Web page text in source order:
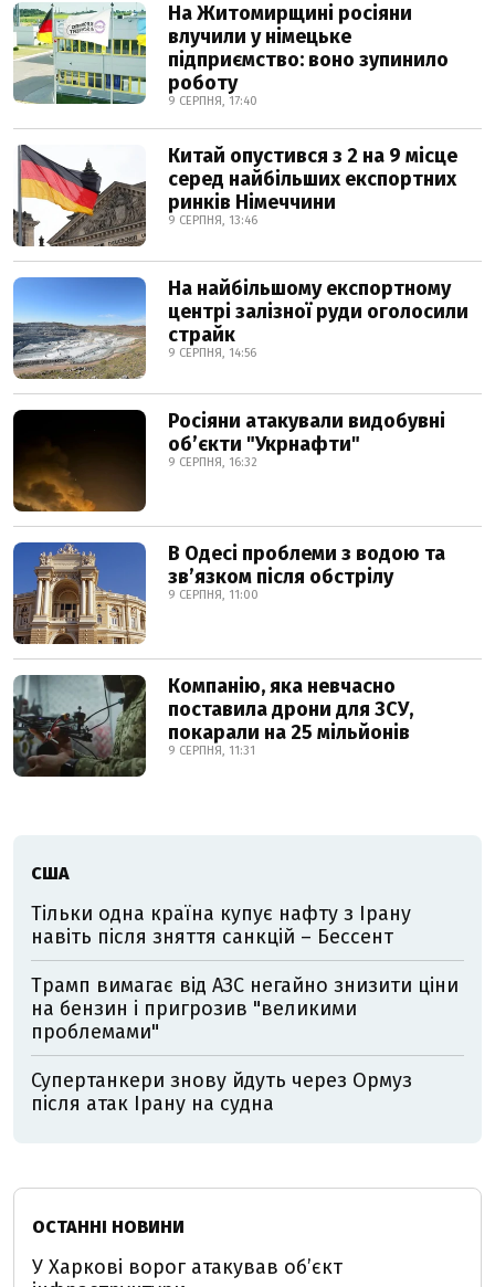
На Житомирщині росіяни
влучили у німецьке
підприємство: воно зупинило
роботу
9 СЕРПНЯ, 17:40
Китай опустився з 2 на 9 місце
серед найбільших експортних
ринків Німеччини
9 СЕРПНЯ, 13:46
На найбільшому експортному
центрі залізної руди оголосили
страйк
9 СЕРПНЯ, 14:56
Росіяни атакували видобувні
обʼєкти "Укрнафти"
9 СЕРПНЯ, 16:32
В Одесі проблеми з водою та
звʼязком після обстрілу
9 СЕРПНЯ, 11:00
Компанію, яка невчасно
поставила дрони для ЗСУ,
покарали на 25 мільйонів
9 СЕРПНЯ, 11:31
США
Тільки одна країна купує нафту з Ірану
навіть після зняття санкцій – Бессент
Трамп вимагає від АЗС негайно знизити ціни
на бензин і пригрозив "великими
проблемами"
Супертанкери знову йдуть через Ормуз
після атак Ірану на судна
ОСТАННІ НОВИНИ
У Харкові ворог атакував обʼєкт